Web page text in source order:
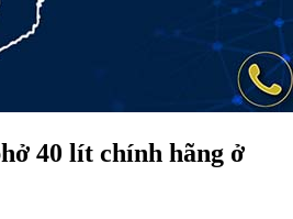
40 lít chính hãng ở